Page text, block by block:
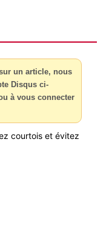
un article, nous
Disqus ci-
à vous connecter
courtois et évitez